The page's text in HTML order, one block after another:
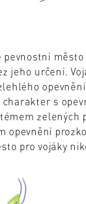
jeho určení.
s
zelených
opevnění
pro vojáky